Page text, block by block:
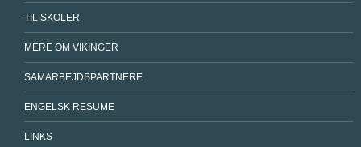
TIL SKOLER
MERE OM VIKINGER
SAMARBEJDSPARTNERE
ENGELSK RESUME
LINKS